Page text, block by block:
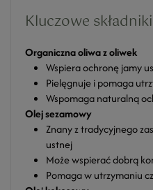
Kluczowe
Organiczna oliwa z oliwek
Wspiera ochronę jamy
Pielęgnuje i pomaga
Wspomaga naturalną
Olej sezamowy
Znany z tradycyjnego
ustnej
Może wspierać dobrą
Pomaga w utrzymaniu